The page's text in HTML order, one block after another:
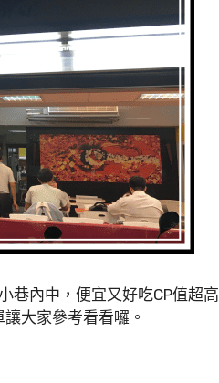
巷內中，便宜又好吃CP值超
大家參考看看囉。